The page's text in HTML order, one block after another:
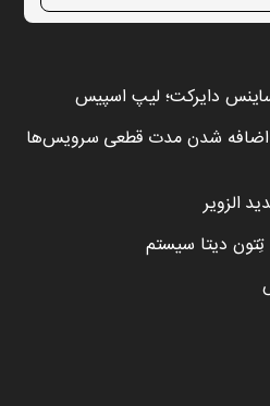
دایرکت؛ لیپ اسپیس
اضافه شدن مدت قطعی سرویس‌ها
الزویر
دیتا سیستم